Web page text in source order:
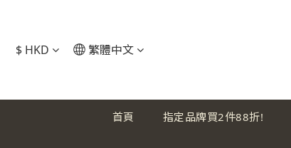
$ HKD 繁體中文
首頁 指定品牌買2件88折!